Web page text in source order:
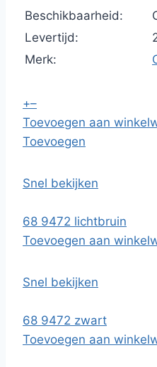
Beschikbaarheid:
Levertijd:
Merk:
+–
Toevoegen aan
Toevoegen
Snel bekijken
68 9472 lichtbruin
Toevoegen aan
Snel bekijken
68 9472 zwart
Toevoegen aan